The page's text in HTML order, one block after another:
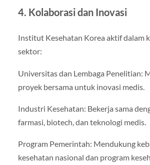
4. Kolaborasi dan Inovasi
Institut Kesehatan Korea aktif dalam
sektor:
Universitas dan Lembaga Penelitian:
proyek bersama untuk inovasi medis.
Industri Kesehatan: Bekerja sama
farmasi, biotech, dan teknologi medis.
Program Pemerintah: Mendukung
kesehatan nasional dan program